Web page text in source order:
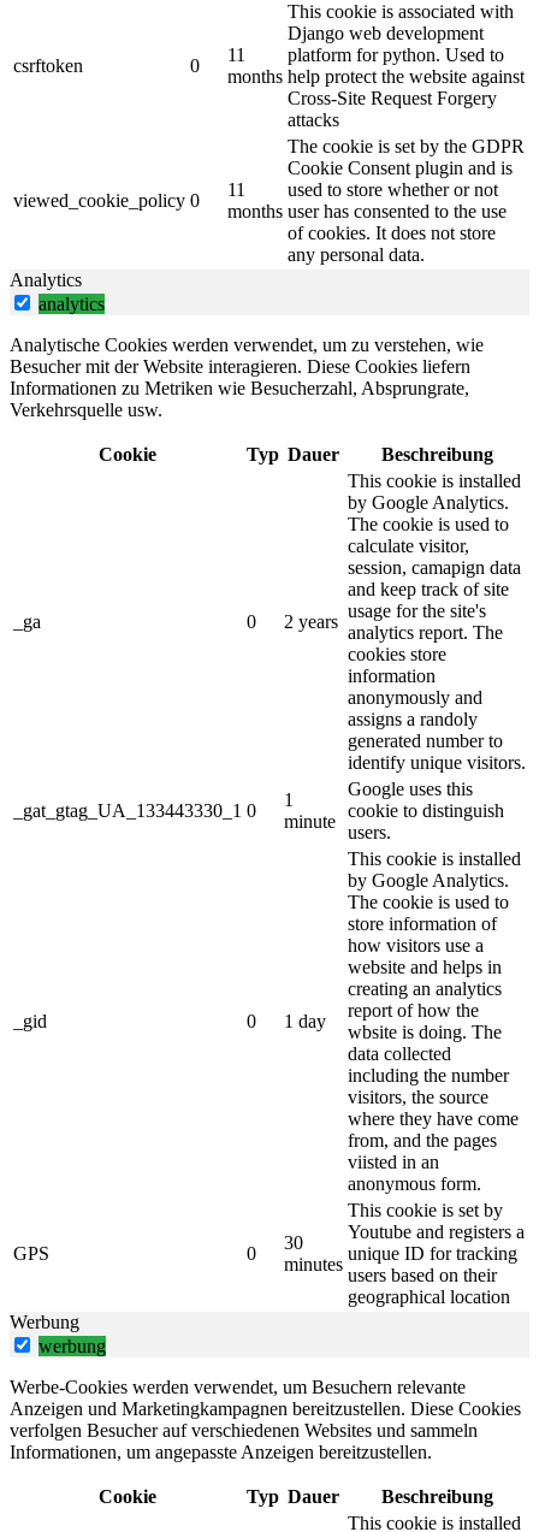
csrftoken 0
11
months
This cookie is associated with
Django web development
platform for python. Used to
help protect the website against
Cross-Site Request Forgery
attacks
viewed_cookie_policy 0
11
months
The cookie is set by the GDPR
Cookie Consent plugin and is
used to store whether or not
user has consented to the use
of cookies. It does not store
any personal data.
Analytics
analytics
Analytische Cookies werden verwendet, um zu verstehen, wie
Besucher mit der Website interagieren. Diese Cookies liefern
Informationen zu Metriken wie Besucherzahl, Absprungrate,
Verkehrsquelle usw.
Cookie Typ Dauer Beschreibung
_ga 0 2 years
This cookie is installed
by Google Analytics.
The cookie is used to
calculate visitor,
session, camapign data
and keep track of site
usage for the site's
analytics report. The
cookies store
information
anonymously and
assigns a randoly
generated number to
identify unique visitors.
_gat_gtag_UA_133443330_1 0
1
minute
Google uses this
cookie to distinguish
users.
_gid 0 1 day
This cookie is installed
by Google Analytics.
The cookie is used to
store information of
how visitors use a
website and helps in
creating an analytics
report of how the
wbsite is doing. The
data collected
including the number
visitors, the source
where they have come
from, and the pages
viisted in an
anonymous form.
GPS 0
30
minutes
This cookie is set by
Youtube and registers a
unique ID for tracking
users based on their
geographical location
Werbung
werbung
Werbe-Cookies werden verwendet, um Besuchern relevante
Anzeigen und Marketingkampagnen bereitzustellen. Diese Cookies
verfolgen Besucher auf verschiedenen Websites und sammeln
Informationen, um angepasste Anzeigen bereitzustellen.
Cookie Typ Dauer
Beschreibung
This cookie is installed